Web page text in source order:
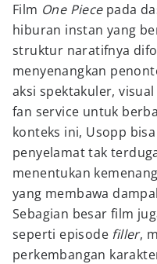
Film One Piecepada
hiburan instan yang
struktur naratifnya
menyenangkan
aksi spektakuler,
fan service untuk
konteks ini, Usopp
penyelamat tak
menentukan
yang membawa
Sebagian besar film
seperti episode filler,
perkembangan